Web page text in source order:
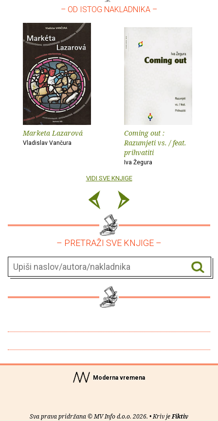
– OD ISTOG NAKLADNIKA –
Marketa Lazarová
Vladislav Vančura
Coming out :
Razumjeti vs. / feat.
prihvatiti
Iva Žegura
VIDI SVE KNJIGE
– PRETRAŽI SVE KNJIGE –
Moderna vremena
Sva prava pridržana © MV Info d.o.o. 2026. • Kriv jeFiktiv